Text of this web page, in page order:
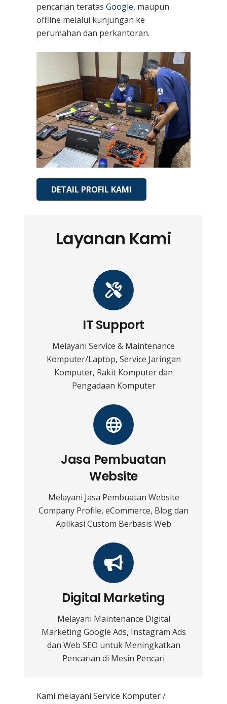
pencarian teratas Google, maupun
offline melalui kunjungan ke
perumahan dan perkantoran.
DETAIL PROFIL KAMI
Layanan Kami
IT Support
Melayani Service & Maintenance
Komputer/Laptop, Service Jaringan
Komputer, Rakit Komputer dan
Pengadaan Komputer
Jasa Pembuatan
Website
Melayani Jasa Pembuatan Website
Company Profile, eCommerce, Blog dan
Aplikasi Custom Berbasis Web
Digital Marketing
Melayani Maintenance Digital
Marketing Google Ads, Instagram Ads
dan Web SEO untuk Meningkatkan
Pencarian di Mesin Pencari
Kami melayani Service Komputer /